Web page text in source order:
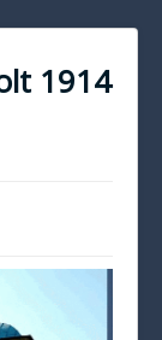
1914